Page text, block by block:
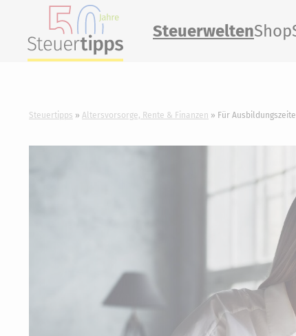
SteuerweltenShop
Steuertipps Altersvorsorge, Rente & Finanzen Für